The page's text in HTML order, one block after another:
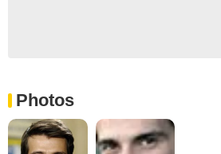
Photos